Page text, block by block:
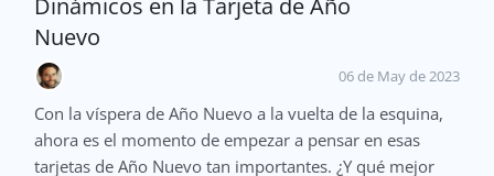
Nuevo
06 de May de 2023
Con la víspera de Año Nuevo a la vuelta de la esquina,
ahora es el momento de empezar a pensar en esas
tarjetas de Año Nuevo tan importantes. ¿Y qué mejor